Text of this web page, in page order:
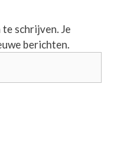
schrijven. Je
berichten.